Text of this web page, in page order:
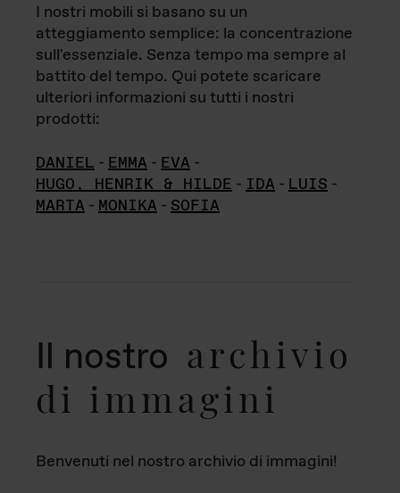
I nostri mobili si basano su un
atteggiamento semplice: la concentrazione
sull'essenziale. Senza tempo ma sempre al
battito del tempo. Qui potete scaricare
ulteriori informazioni su tutti i nostri
prodotti:
DANIEL - EMMA - EVA -
HUGO, HENRIK & HILDE - IDA - LUIS -
MARTA - MONIKA - SOFIA
Il nostro archivio
di immagini
Benvenuti nel nostro archivio di immagini!